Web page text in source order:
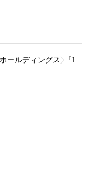
ールディングス 『